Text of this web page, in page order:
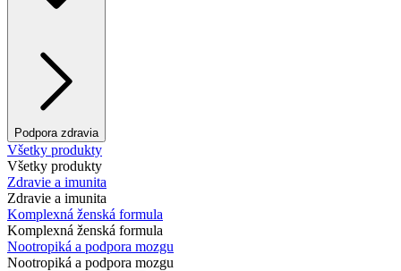
Podpora zdravia
Všetky produkty
Všetky produkty
Zdravie a imunita
Zdravie a imunita
Komplexná ženská formula
Komplexná ženská formula
Nootropiká a podpora mozgu
Nootropiká a podpora mozgu